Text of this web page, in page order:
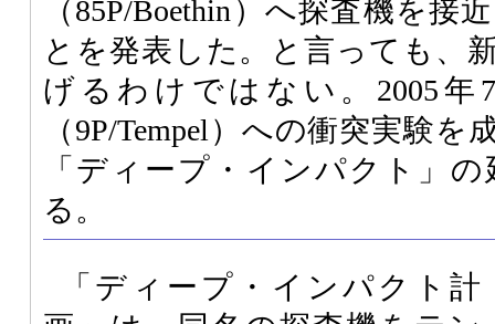
（85P/Boethin）へ探査機を接
とを発表した。と言っても、
げるわけではない。2005
（9P/Tempel）への衝突実験
「ディープ・インパクト」
る。
「ディープ・インパクト計